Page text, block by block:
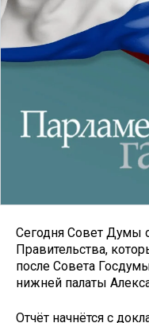
Сегодня Совет Думы
Правительства,
после Совета
нижней палаты
Отчёт начнётся с